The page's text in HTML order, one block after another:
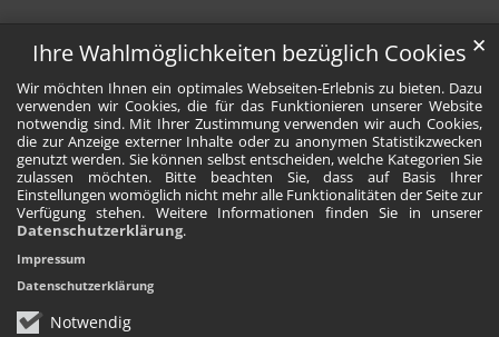
Ihre Wahlmöglichkeiten bezüglich Cookies
Wir möchten Ihnen ein optimales Webseiten-Erlebnis zu bieten. Dazu
verwenden wir Cookies, die für das Funktionieren unserer Website
notwendig sind. Mit Ihrer Zustimmung verwenden wir auch Cookies,
die zur Anzeige externer Inhalte oder zu anonymen Statistikzwecken
genutzt werden. Sie können selbst entscheiden, welche Kategorien Sie
zulassen möchten. Bitte beachten Sie, dass auf Basis Ihrer
Einstellungen womöglich nicht mehr alle Funktionalitäten der Seite zur
Verfügung stehen. Weitere Informationen finden Sie in unserer
Datenschutzerklärung.
Notwendig
✕
Impressum
Datenschutzerklärung